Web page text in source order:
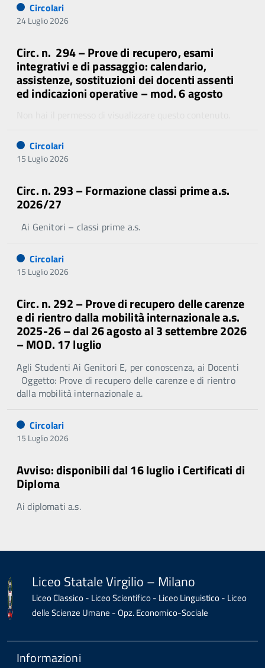
Circolari
24 Luglio 2026
Circ. n. 294 – Prove di recupero, esami
integrativi e di passaggio: calendario,
assistenze, sostituzioni dei docenti assenti
ed indicazioni operative – mod. 6 agosto
Circolari
15 Luglio 2026
Circ. n. 293 – Formazione classi prime a.s.
2026/27
Ai Genitori – classi prime a.s.
Circolari
15 Luglio 2026
Circ. n. 292 – Prove di recupero delle carenze
e di rientro dalla mobilità internazionale a.s.
2025-26 – dal 26 agosto al 3 settembre 2026
– MOD. 17 luglio
Agli Studenti Ai Genitori E, per conoscenza, ai Docenti
Oggetto: Prove di recupero delle carenze e di rientro
dalla mobilità internazionale a.
Circolari
15 Luglio 2026
Avviso: disponibili dal 16 luglio i Certificati di
Diploma
Ai diplomati a.s.
Liceo Statale Virgilio – Milano
Liceo Classico - Liceo Scientifico - Liceo Linguistico - Liceo
delle Scienze Umane - Opz. Economico-Sociale
Informazioni